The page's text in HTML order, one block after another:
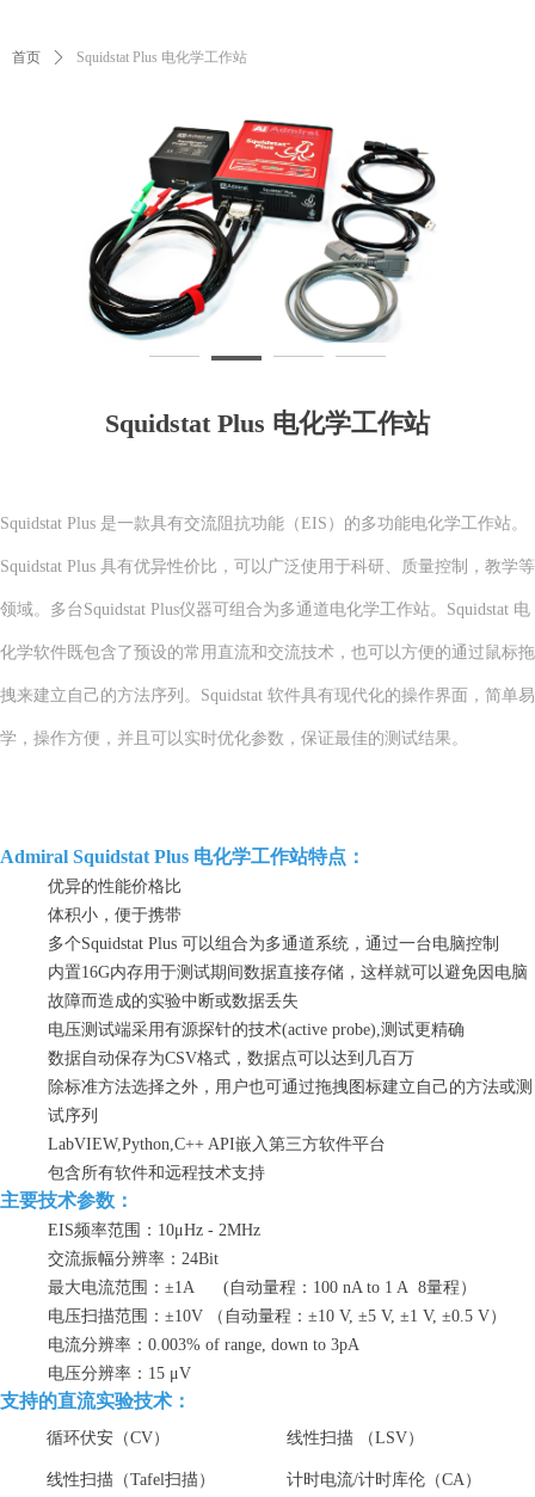
首页 ꄲ Squidstat Plus 电化学工作站
Squidstat Plus 电化学工作站
Squidstat Plus 是一款具有交流阻抗功能（EIS）的多功能电化学工作站。
Squidstat Plus 具有优异性价比，可以广泛使用于科研、质量控制，教学等
领域。多台Squidstat Plus仪器可组合为多通道电化学工作站。Squidstat 电
化学软件既包含了预设的常用直流和交流技术，也可以方便的通过鼠标拖
拽来建立自己的方法序列。Squidstat 软件具有现代化的操作界面，简单易
学，操作方便，并且可以实时优化参数，保证最佳的测试结果。
Admiral Squidstat Plus 电化学工作站特点：
优异的性能价格比
体积小，便于携带
多个Squidstat Plus 可以组合为多通道系统，通过一台电脑控制
内置16G内存用于测试期间数据直接存储，这样就可以避免因电脑
故障而造成的实验中断或数据丢失
电压测试端采用有源探针的技术(active probe),测试更精确
数据自动保存为CSV格式，数据点可以达到几百万
除标准方法选择之外，用户也可通过拖拽图标建立自己的方法或测
试序列
LabVIEW,Python,C++ API嵌入第三方软件平台
包含所有软件和远程技术支持
主要技术参数：
EIS频率范围：10μHz - 2MHz
交流振幅分辨率：24Bit
最大电流范围：±1A (自动量程 ：100 nA to 1 A 8量程 ）
电压扫描范围：±10V （自动量程 ：±10 V, ±5 V, ±1 V, ±0.5 V）
电流分辨率：0.003% of range, down to 3pA
电压分辨率：15 μV
支持的直流实验技术：
循环伏安（CV） 线性扫描 （LSV）
线性扫描（Tafel扫描） 计时电流/计时库伦（CA）